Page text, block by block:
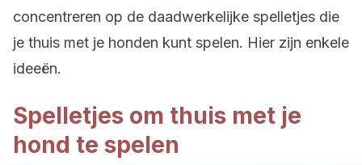
concentreren op de daadwerkelijke spelletjes die
je thuis met je honden kunt spelen. Hier zijn enkele
ideeën.
Spelletjes om thuis met je
hond te spelen